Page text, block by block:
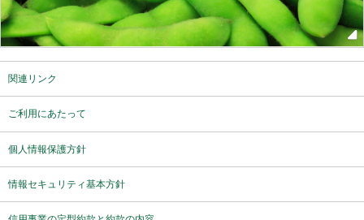
関連リンク
ご利用にあたって
個人情報保護方針
情報セキュリティ基本方針